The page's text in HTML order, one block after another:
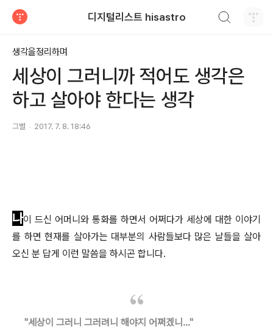
디지털리스트 hisastro
생각을정리하며
세상이 그러니까 적어도 생각은
하고 살아야 한다는 생각
그별 2017. 7. 8. 18:46
나이 드신 어머니와 통화를 하면서 어쩌다가 세상에 대한 이야기
를 하면 현재를 살아가는 대부분의 사람들보다 많은 날들을 살아
오신 분 답게 이런 말씀을 하시곤 합니다.
"세상이 그러니 그러려니 해야지 어쩌겠니..."